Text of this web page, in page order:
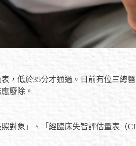
，低於35分才通過。日前有位三總
廢除。
對象」、「經臨床失智評估量表（